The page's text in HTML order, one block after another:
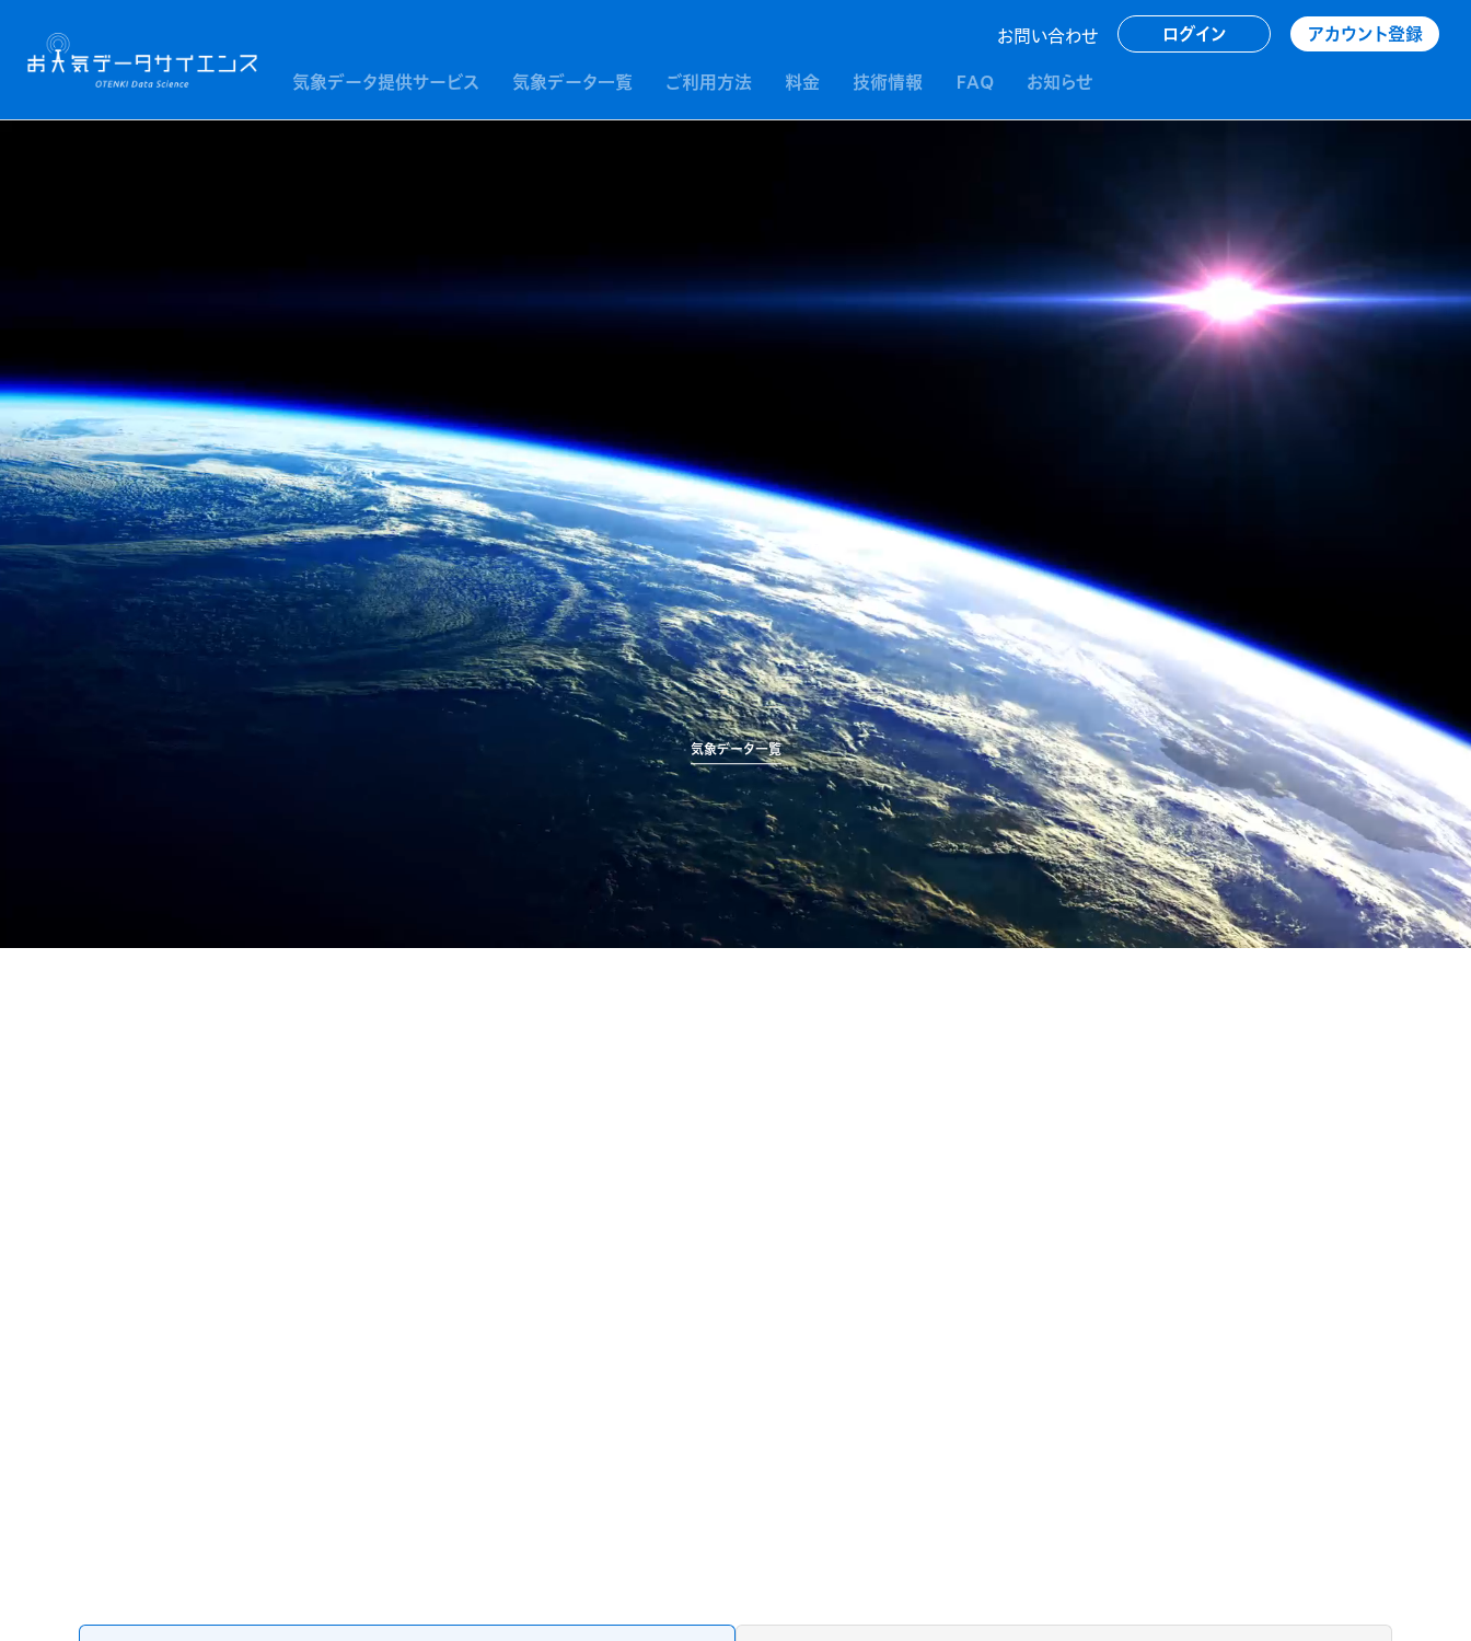
お問い合わせ ログイン アカウント登録
気象データ提供サービス 気象データ一覧 ご利用方法 料金 技術情報 FAQ お知らせ
気象データ一覧